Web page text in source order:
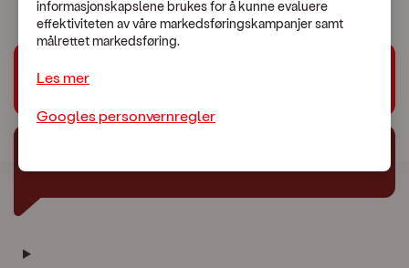
Trenger du hjelp?
informasjonskapslene brukes for å kunne evaluere
effektiviteten av våre markedsføringskampanjer samt
målrettet markedsføring.
Les mer
Googles personvernregler